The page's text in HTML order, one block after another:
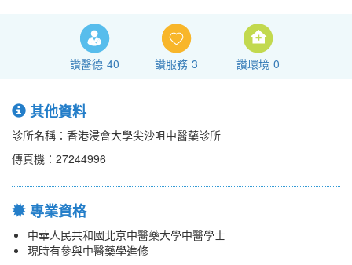
讚醫德 40 讚服務 3 讚環境 0
其他資料
診所名稱：香港浸會大學尖沙咀中醫藥診所
傳真機：27244996
專業資格
中華人民共和國北京中醫藥大學中醫學士
現時有參與中醫藥學進修